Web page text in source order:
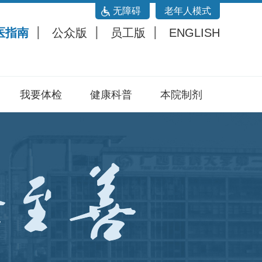
无障碍 老年人模式
指南 公众版 员工版 ENGLISH
我要体检 健康科普 本院制剂